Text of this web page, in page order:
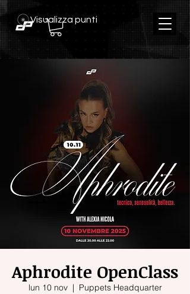
Visualizza punti
Aphrodite OpenClass
lun 10 nov
  |
Puppets Headquarter